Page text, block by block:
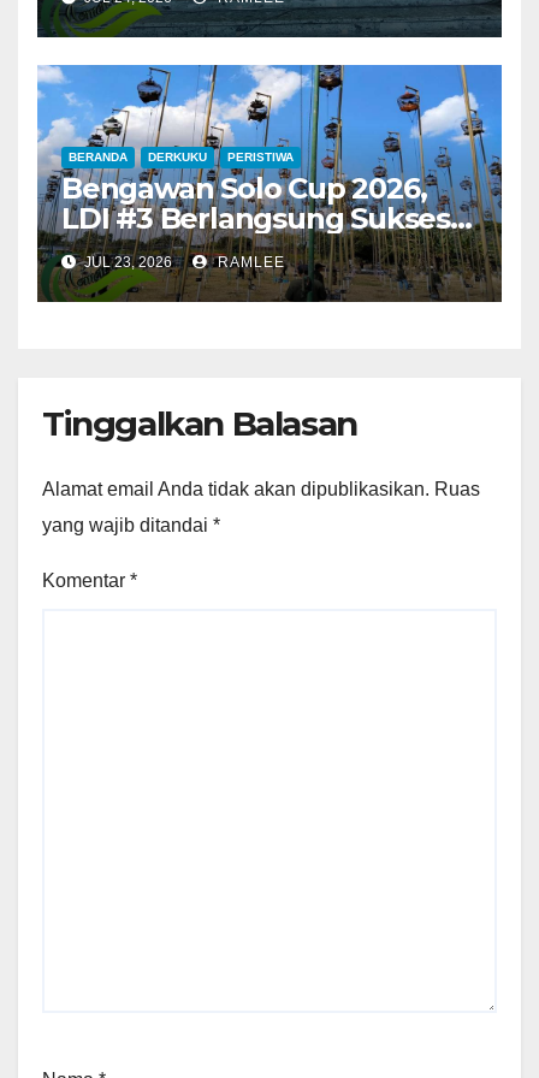
Hijau, Hadirkan Berbagai
Jenis Anggrek Berkualitas
BERANDA DERKUKU PERISTIWA
Bengawan Solo Cup 2026,
LDI #3 Berlangsung Sukses,
Bimo Kurdo Abimanyu dan
Oreon Amankan Poin
Tertinggi
JUL 23, 2026 RAMLEE
Tinggalkan Balasan
Alamat email Anda tidak akan dipublikasikan. Ruas
yang wajib ditandai *
Komentar *